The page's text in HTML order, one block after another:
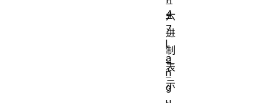
六
进
制
表
示
4
7
l
a
n
g